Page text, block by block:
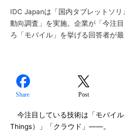
IDC Japanは「国内タブレットソ
動向調査」を実施。企業が「今注
ろ「モバイル」を挙げる回答者が最
Share Post
今注目している技術は「モバイ
Things）」「クラウド」――。